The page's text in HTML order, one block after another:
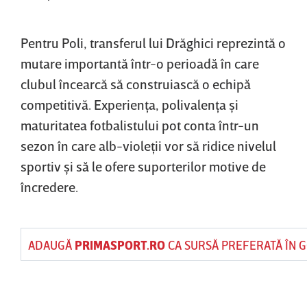
Pentru Poli, transferul lui Drăghici reprezintă o
mutare importantă într-o perioadă în care
clubul încearcă să construiască o echipă
competitivă. Experienţa, polivalenţa şi
maturitatea fotbalistului pot conta într-un
sezon în care alb-violeţii vor să ridice nivelul
sportiv şi să le ofere suporterilor motive de
încredere.
ADAUGĂ PRIMASPORT.ROCA SURSĂ PREFERATĂ ÎN